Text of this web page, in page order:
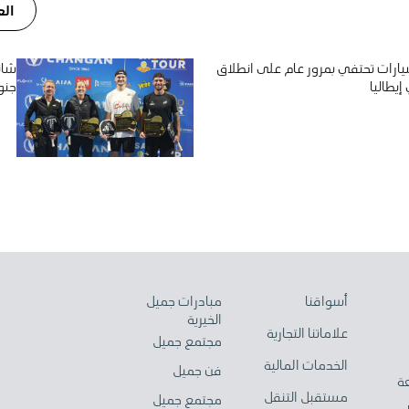
تحتفي بمرور عام على انطلاق
أسواقنا
علاماتنا التجارية
الخدمات المالية
مستقبل التنقل
مبادرات جميل
الخيرية
مجتمع جميل
فن جميل
مجتمع جميل